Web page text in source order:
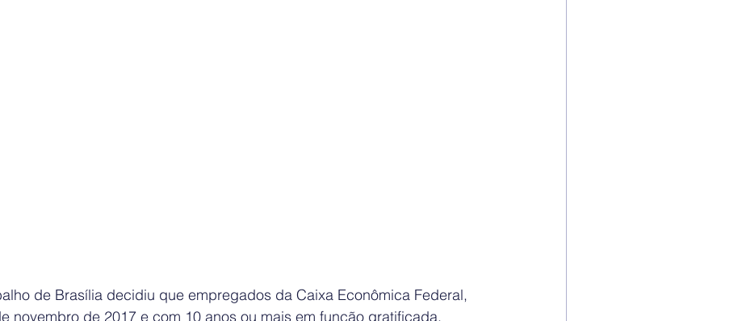
de Brasília decidiu que empregados da Caixa Econômica Federal,
novembro de 2017 e com 10 anos ou mais em função gratificada,